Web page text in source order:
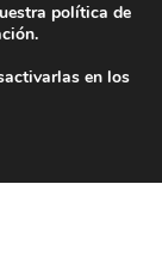
política de
en los